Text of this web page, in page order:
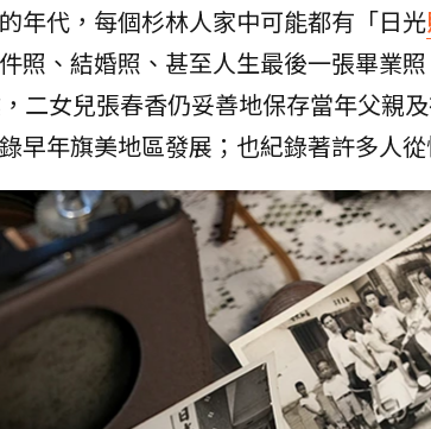
年代，每個杉林人家中可能都有「日光
照、結婚照、甚至人生最後一張畢業
二女兒張春香仍妥善地保存當年父親
早年旗美地區發展；也紀錄著許多人